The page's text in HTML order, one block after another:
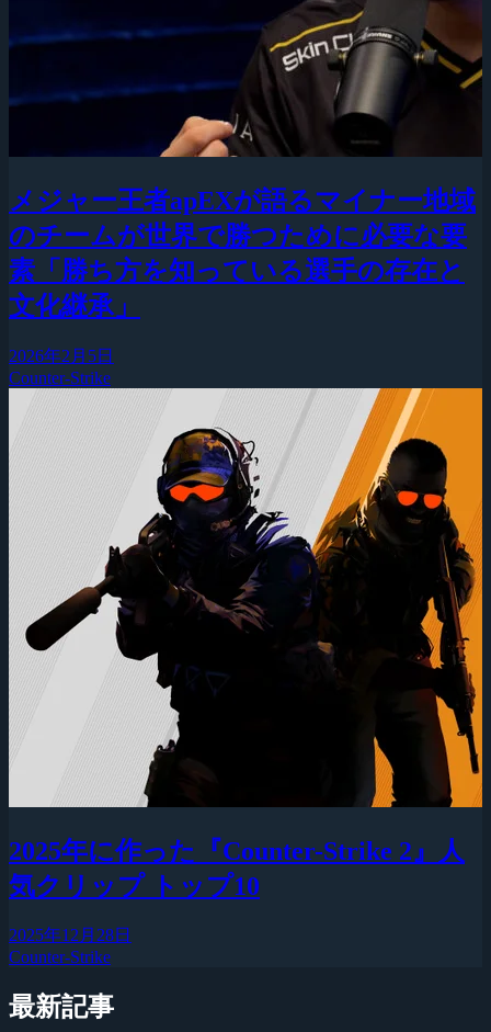
メジャー王者apEXが語るマイナー地域
のチームが世界で勝つために必要な要
素「勝ち方を知っている選手の存在と
文化継承」
2026年2月5日
Counter-Strike
2025年に作った『Counter-Strike 2』人
気クリップ トップ10
2025年12月28日
Counter-Strike
最新記事